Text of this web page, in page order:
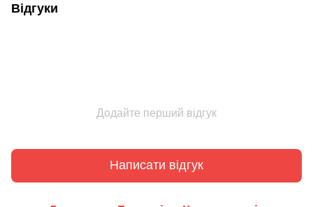
Відгуки
Додайте перший відгук
Написати відгук